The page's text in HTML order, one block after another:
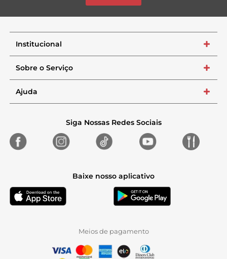
Institucional +
Sobre o Serviço +
Ajuda +
Siga Nossas Redes Sociais
Baixe nosso aplicativo
Meios de pagamento